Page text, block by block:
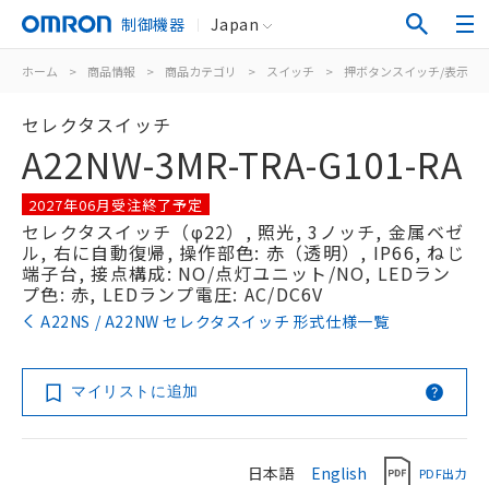
制御機器 Japan
ホーム > 商品情報 > 商品カテゴリ > スイッチ > 押ボタンスイッチ/表示灯
セレクタスイッチ
A22NW-3MR-TRA-G101-RA
2027年06月受注終了予定
セレクタスイッチ（φ22）, 照光, 3ノッチ, 金属ベゼ
ル, 右に自動復帰, 操作部色: 赤（透明）, IP66, ねじ
端子台, 接点構成: NO/点灯ユニット/NO, LEDラン
プ色: 赤, LEDランプ電圧: AC/DC6V
A22NS / A22NW セレクタスイッチ 形式仕様一覧
マイリストに追加
日本語 English PDF出力